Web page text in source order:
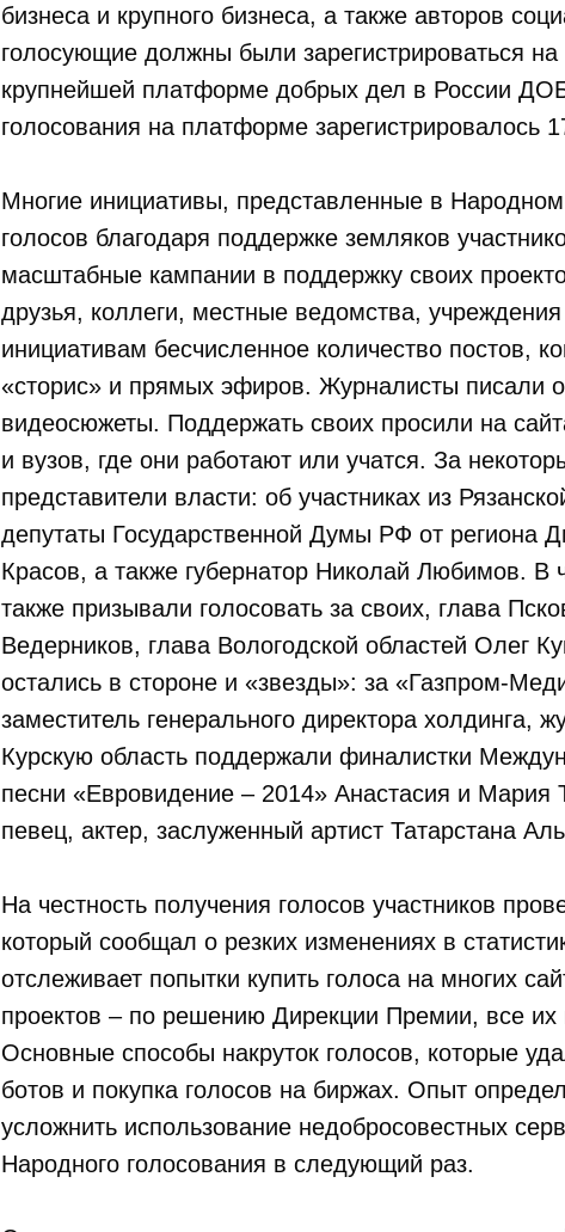
бизнеса и крупного бизнеса, а также авторов
голосующие должны были зарегистрироваться
крупнейшей платформе добрых дел в России
голосования на платформе зарегистрировалось
Многие инициативы, представленные в
голосов благодаря поддержке земляков
масштабные кампании в поддержку своих
друзья, коллеги, местные ведомства,
инициативам бесчисленное количество постов,
«сторис» и прямых эфиров. Журналисты писали
видеосюжеты. Поддержать своих просили на
и вузов, где они работают или учатся. За
представители власти: об участниках из
депутаты Государственной Думы РФ от региона
Красов, а также губернатор Николай Любимов. В
также призывали голосовать за своих, глава
Ведерников, глава Вологодской областей Олег
остались в стороне и «звезды»: за «Газпром-
заместитель генерального директора холдинга,
Курскую область поддержали финалистки
песни «Евровидение – 2014» Анастасия и Мария
певец, актер, заслуженный артист Татарстана
На честность получения голосов участников
который сообщал о резких изменениях в
отслеживает попытки купить голоса на многих
проектов – по решению Дирекции Премии, все их
Основные способы накруток голосов, которые
ботов и покупка голосов на биржах. Опыт
усложнить использование недобросовестных
Народного голосования в следующий раз.